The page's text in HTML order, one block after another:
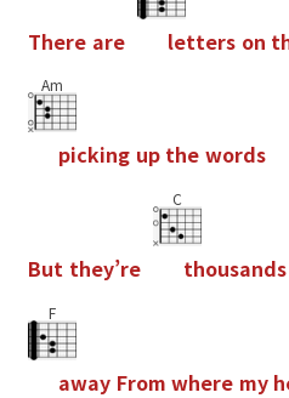
There are letters on t
Am
picking up the words
But they’re
C
thousands
F
away From where my h